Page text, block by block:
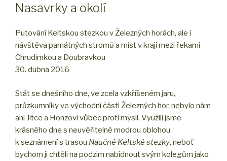
Nasavrky a okolí
Putování Keltskou stezkou v Železných horách, ale i
návštěva památných stromů a míst v kraji mezi řekami
Chrudimkou a Doubravkou
30. dubna 2016
Stát se dnešního dne, ve zcela vzkříšeném jaru,
průzkumníky ve východní části Železných hor, nebylo nám
ani Jitce a Honzovi vůbec proti mysli. Využili jsme
krásného dne s neuvěřitelně modrou oblohou
k seznámení s trasou Naučné Keltské stezky, neboť
bychom ji chtěli na podzim nabídnout svým kolegům jako